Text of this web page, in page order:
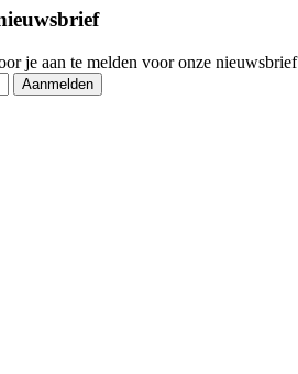
je aan te melden voor onze nieuwsbrief
Aanmelden